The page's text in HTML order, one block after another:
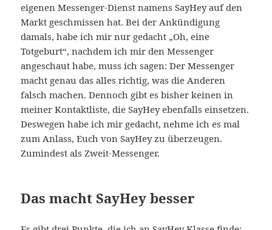
eigenen Messenger-Dienst namens SayHey auf den
Markt geschmissen hat. Bei der Ankündigung
damals, habe ich mir nur gedacht „Oh, eine
Totgeburt“, nachdem ich mir den Messenger
angeschaut habe, muss ich sagen: Der Messenger
macht genau das alles richtig, was die Anderen
falsch machen. Dennoch gibt es bisher keinen in
meiner Kontaktliste, die SayHey ebenfalls einsetzen.
Deswegen habe ich mir gedacht, nehme ich es mal
zum Anlass, Euch von SayHey zu überzeugen.
Zumindest als Zweit-Messenger.
Das macht SayHey besser